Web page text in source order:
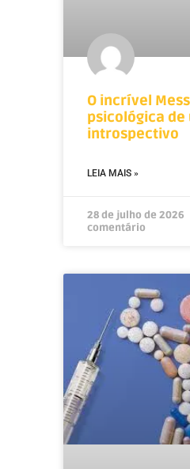
O incrível
psicológica de
introspectivo
LEIA MAIS »
28 de julho de 2026
comentário